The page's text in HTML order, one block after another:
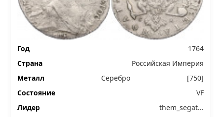
1764
Российская Империя
Серебро
[750]
VF
them_segat...